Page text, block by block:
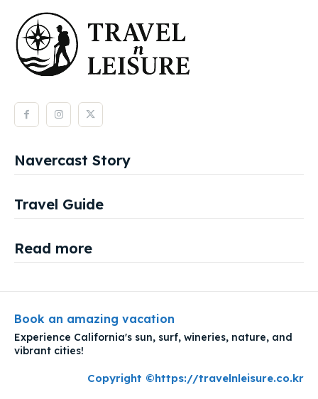
Navercast Story
Travel Guide
Read more
Book an amazing vacation
Experience California's sun, surf, wineries, nature, and
vibrant cities!
Copyright ©https://travelnleisure.co.kr